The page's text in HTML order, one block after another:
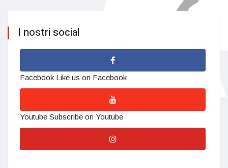
I nostri social
Facebook Like us on Facebook
Youtube Subscribe on Youtube